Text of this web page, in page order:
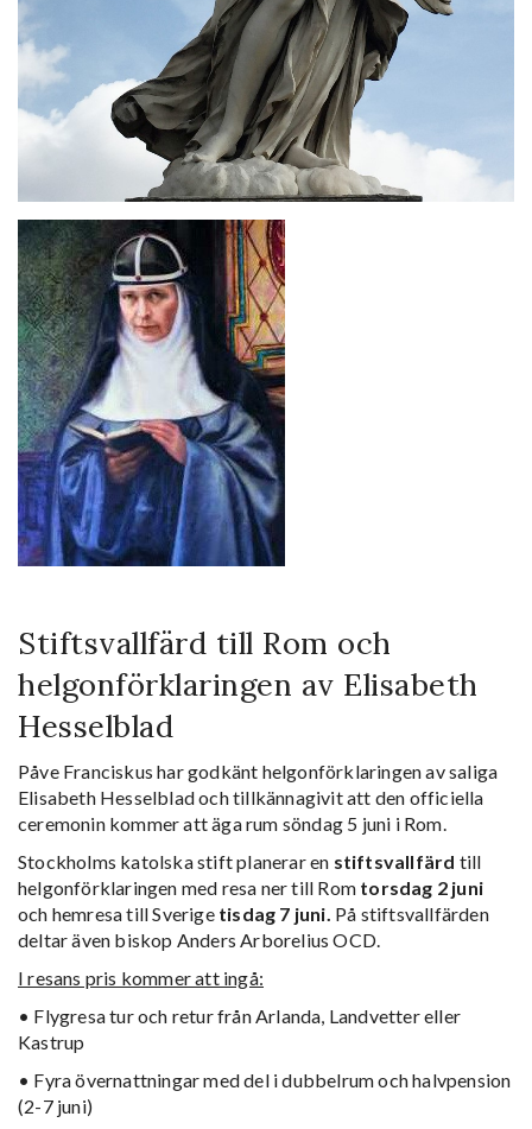
Stiftsvallfärd till Rom och
helgonförklaringen av Elisabeth
Hesselblad
Påve Franciskus har godkänt helgonförklaringen av saliga
Elisabeth Hesselblad och tillkännagivit att den officiella
ceremonin kommer att äga rum söndag 5 juni i Rom.
Stockholms katolska stift planerar en stiftsvallfärd till
helgonförklaringen med resa ner till Rom torsdag 2 juni
och hemresa till Sverige tisdag 7 juni. På stiftsvallfärden
deltar även biskop Anders Arborelius OCD.
I resans pris kommer att ingå:
• Flygresa tur och retur från Arlanda, Landvetter eller
Kastrup
• Fyra övernattningar med del i dubbelrum och halvpension
(2-7 juni)